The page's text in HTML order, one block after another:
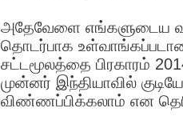
அதேவேளை எங்களுடைய
தொடர்பாக
சட்டமூலத்தை பிரகாரம்
முன்னர் இந்தியாவில்
விண்ணப்பிக்கலாம் என